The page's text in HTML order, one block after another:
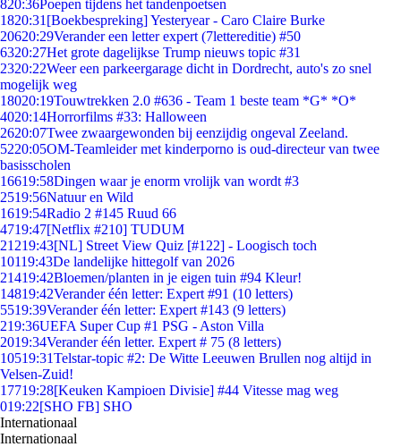
820:36Poepen tijdens het tandenpoetsen
1820:31 [Boekbespreking] Yesteryear - Caro Claire Burke
20620:29Verander een letter expert (7lettereditie) #50
6320:27Het grote dagelijkse Trump nieuws topic #31
2320:22Weer een parkeergarage dicht in Dordrecht, auto's zo snel
mogelijk weg
18020:19Touwtrekken 2.0 #636 - Team 1 beste team *G* *O*
4020:14Horrorfilms #33: Halloween
2620:07Twee zwaargewonden bij eenzijdig ongeval Zeeland.
5220:05OM-Teamleider met kinderporno is oud-directeur van twee
basisscholen
16619:58Dingen waar je enorm vrolijk van wordt #3
2519:56Natuur en Wild
1619:54Radio 2 #145 Ruud 66
4719:47[Netflix #210] TUDUM
21219:43[NL] Street View Quiz [#122] - Loogisch toch
10119:43De landelijke hittegolf van 2026
21419:42Bloemen/planten in je eigen tuin #94 Kleur!
14819:42Verander één letter: Expert #91 (10 letters)
5519:39Verander één letter: Expert #143 (9 letters)
219:36UEFA Super Cup #1 PSG - Aston Villa
2019:34Verander één letter. Expert # 75 (8 letters)
10519:31Telstar-topic #2: De Witte Leeuwen Brullen nog altijd in
Velsen-Zuid!
17719:28[Keuken Kampioen Divisie] #44 Vitesse mag weg
019:22[SHO FB] SHO
Internationaal
Internationaal